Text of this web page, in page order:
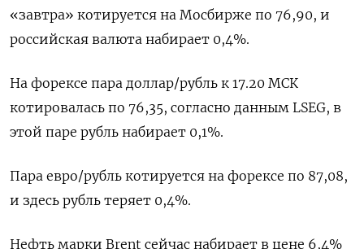
«завтра» котируется на Мосбирже по 76,90, и
российская валюта ‌набирает 0,4%.
На форексе пара доллар/рубль к 17.20 МСК
котировалась по 76,35, согласно данным LSEG, в
этой паре рубль ​набирает 0,1%.
Пара евро/рубль котируется на форексе по 87,08,
и здесь рубль теряет 0,4%.
Нефть марки Brent ‌сейчас набирает в цене 6,4%